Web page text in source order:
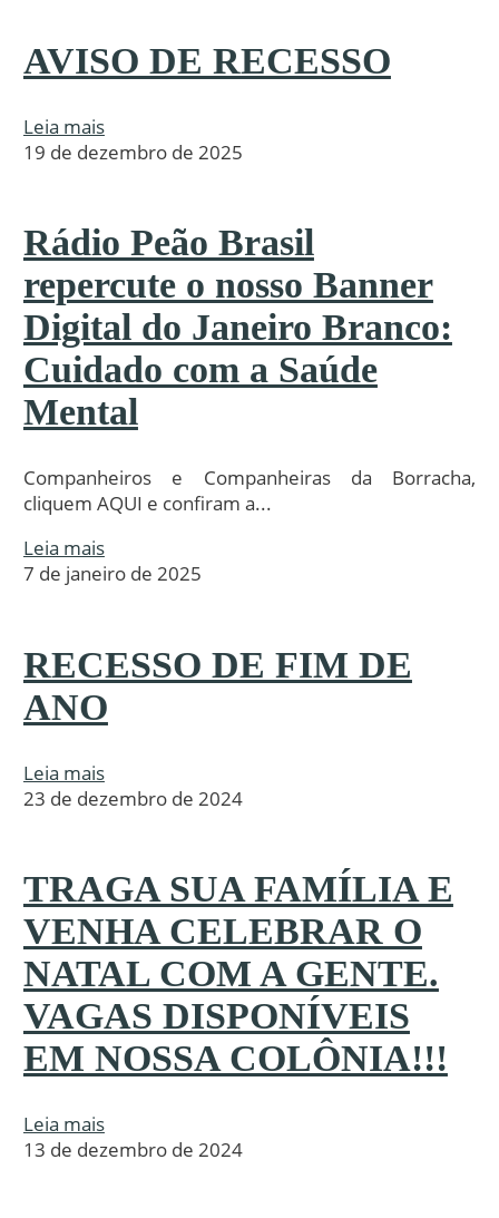
AVISO DE RECESSO
Leia mais
19 de dezembro de 2025
Rádio Peão Brasil
repercute o nosso Banner
Digital do Janeiro Branco:
Cuidado com a Saúde
Mental
Companheiros e Companheiras da Borracha,
cliquem AQUI e confiram a...
Leia mais
7 de janeiro de 2025
RECESSO DE FIM DE
ANO
Leia mais
23 de dezembro de 2024
TRAGA SUA FAMÍLIA E
VENHA CELEBRAR O
NATAL COM A GENTE.
VAGAS DISPONÍVEIS
EM NOSSA COLÔNIA!!!
Leia mais
13 de dezembro de 2024